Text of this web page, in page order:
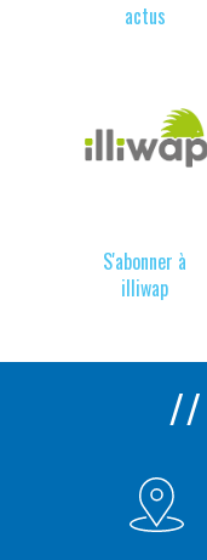
actus
S'abonner à
illiwap